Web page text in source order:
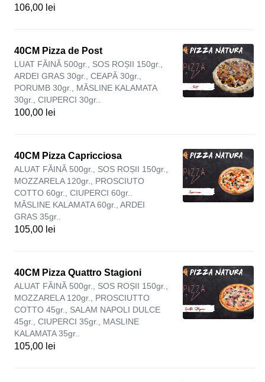
106,00 lei
40CM Pizza de Post
LUAT FĂINĂ 500gr., SOS ROȘII 150gr.,
ARDEI GRAS 30gr., CEAPĂ 30gr.,
PORUMB 30gr., MĂSLINE KALAMATA
30gr., CIUPERCI 30gr..
100,00 lei
40CM Pizza Capricciosa
ALUAT FĂINĂ 500gr., SOS ROȘII 150gr.,
MOZZARELA 120gr., PROSCIUTO
COTTO 60gr., CIUPERCI 60gr..
MĂSLINE KALAMATA 60gr., ARDEI
GRAS 35gr..
105,00 lei
40CM Pizza Quattro Stagioni
ALUAT FĂINĂ 500gr., SOS ROȘII 150gr.,
MOZZARELA 120gr., PROSCIUTTO
COTTO 45gr., SALAM NAPOLI DULCE
45gr., CIUPERCI 35gr., MASLINE
KALAMATA 35gr..
105,00 lei